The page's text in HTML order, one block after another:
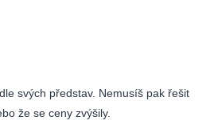
svých představ. Nemusíš pak řešit
že se ceny zvýšily.